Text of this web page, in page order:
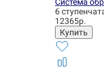
6
12365р.